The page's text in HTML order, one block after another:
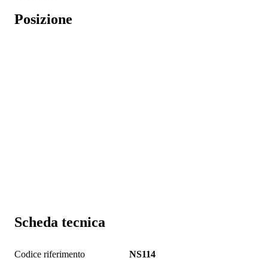
Posizione
Scheda tecnica
Codice riferimento NS114